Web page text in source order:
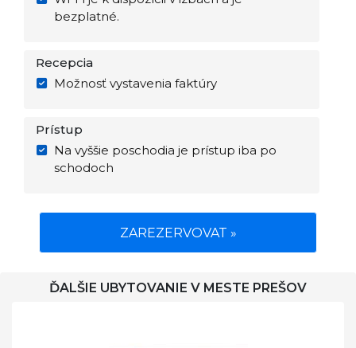
bezplatné.
Recepcia
Možnosť vystavenia faktúry
Prístup
Na vyššie poschodia je prístup iba po
schodoch
ZAREZERVOVAT »
ĎALŠIE UBYTOVANIE V MESTE PREŠOV